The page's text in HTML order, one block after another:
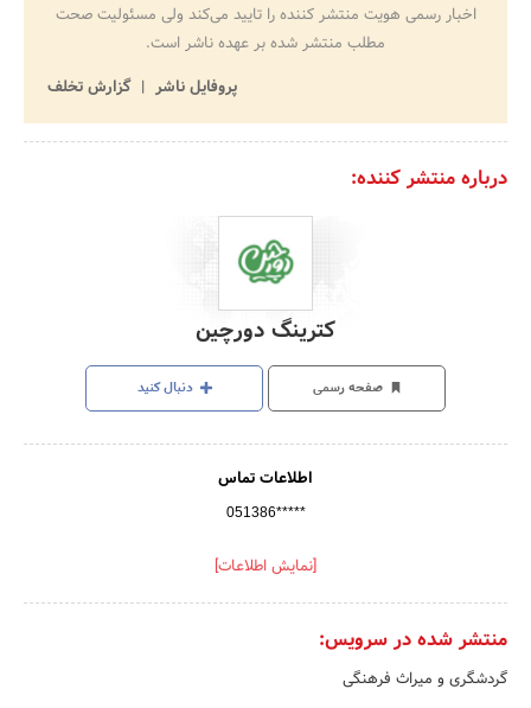
اخبار رسمی هویت منتشر کننده را تایید می‌کند ولی مسئولیت صحت
مطلب منتشر شده بر عهده ناشر است.
پروفایل ناشر
گزارش تخلف
درباره منتشر کننده:
کترینگ دورچین
صفحه رسمی دنبال کنید
اطلاعات تماس
051386*****
[نمایش اطلاعات]
منتشر شده در سرویس:
گردشگری و میراث فرهنگی